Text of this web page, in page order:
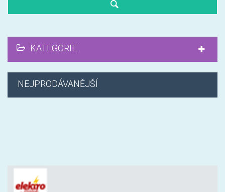
KATEGORIE
NEJPRODÁVANĚJŠÍ